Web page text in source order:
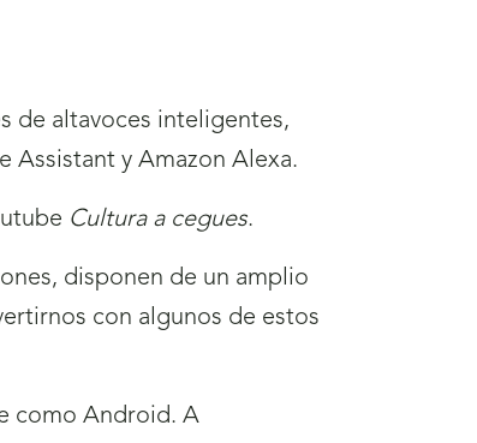
de altavoces inteligentes,
Assistant y Amazon Alexa.
Cultura a cegues.
disponen de un amplio
con algunos de estos
como Android. A